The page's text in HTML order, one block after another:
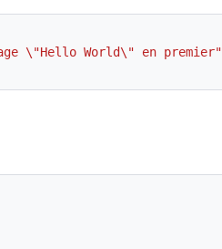
\"Hello World\" en premier"